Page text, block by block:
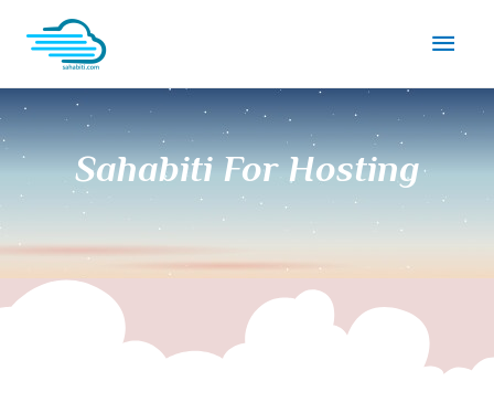
Sahabiti For Hosting